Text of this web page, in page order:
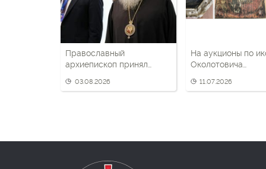
Православный
архиепископ принял
Союзного государства
03.08.2026
На аукционы по
Околотовича
участник
11.07.2026